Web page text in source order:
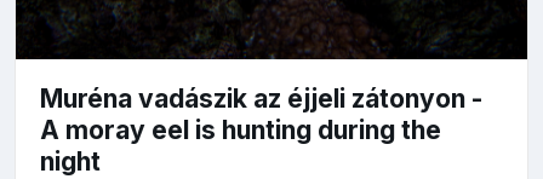
Muréna vadászik az éjjeli zátonyon -
A moray eel is hunting during the
night